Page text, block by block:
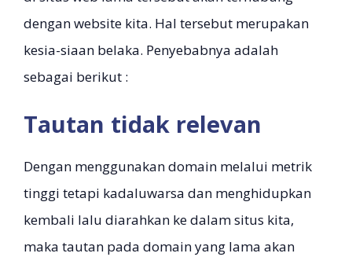
dengan website kita. Hal tersebut merupakan
kesia-siaan belaka. Penyebabnya adalah
sebagai berikut :
Tautan tidak relevan
Dengan menggunakan domain melalui metrik
tinggi tetapi kadaluwarsa dan menghidupkan
kembali lalu diarahkan ke dalam situs kita,
maka tautan pada domain yang lama akan